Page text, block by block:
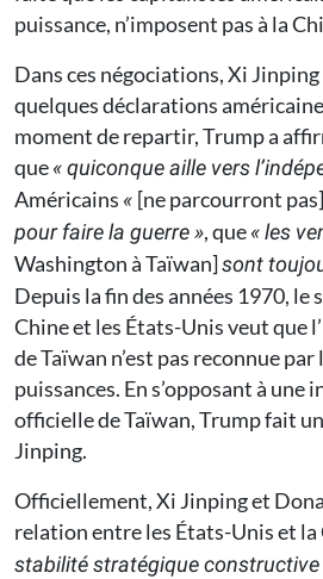
puissance, n’imposent pas à la
Dans ces négociations, Xi
quelques déclarations
moment de repartir, Trump a
que« quiconque aille vers
Américains « [ne parcourront pas]
pour faire la guerre », que« les
Washington à Taïwan]sont
Depuis la fin des années 1970, le
Chine et les États-Unis veut que
de Taïwan n’est pas reconnue par
puissances. En s’opposant à une
officielle de Taïwan, Trump fait
Jinping.
Officiellement, Xi Jinping et
relation entre les États-Unis et la
stabilité stratégique constructive